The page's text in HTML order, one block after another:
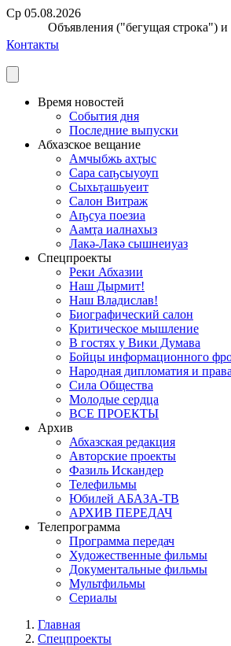
Ср 05.08.2026
Объявления ("бегущая строка") и
Контакты
Время новостей
События дня
Последние выпуски
Абхазское вещание
Амчыбжь ахҭыс
Сара саҧсыуоуп
Сыхьҭашьуеит
Салон Витраж
Аҧсуа поезиа
Аамҭа иалнахыз
Лакә-Лакә сышнеиуаз
Спецпроекты
Реки Абхазии
Наш Дырмит!
Наш Владислав!
Биографический салон
Критическое мышление
В гостях у Вики Думава
Бойцы информационного
Народная дипломатия и
Сила Общества
Молодые сердца
ВСЕ ПРОЕКТЫ
Архив
Абхазская редакция
Авторские проекты
Фазиль Искандер
Телефильмы
Юбилей АБАЗА-ТВ
АРХИВ ПЕРЕДАЧ
Телепрограмма
Программа передач
Художественные фильмы
Документальные фильмы
Мультфильмы
Сериалы
Главная
Спецпроекты